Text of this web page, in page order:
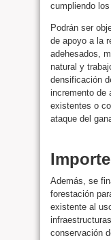
cumpliendo
Podrán ser
de apoyo a la
adehesados,
natural y
densificación
incremento de
existentes o
ataque del
Además, se
forestación
existente al
conservación